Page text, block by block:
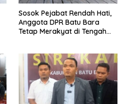
Sosok Pejabat Rendah Hati,
Anggota DPR Batu Bara
Tetap Merakyat di Tengah